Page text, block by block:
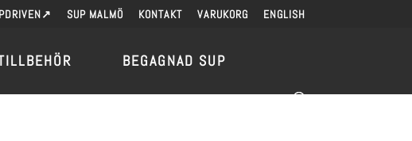
SUP MALMÖ KONTAKT VARUKORG ENGLISH
BEGAGNAD SUP